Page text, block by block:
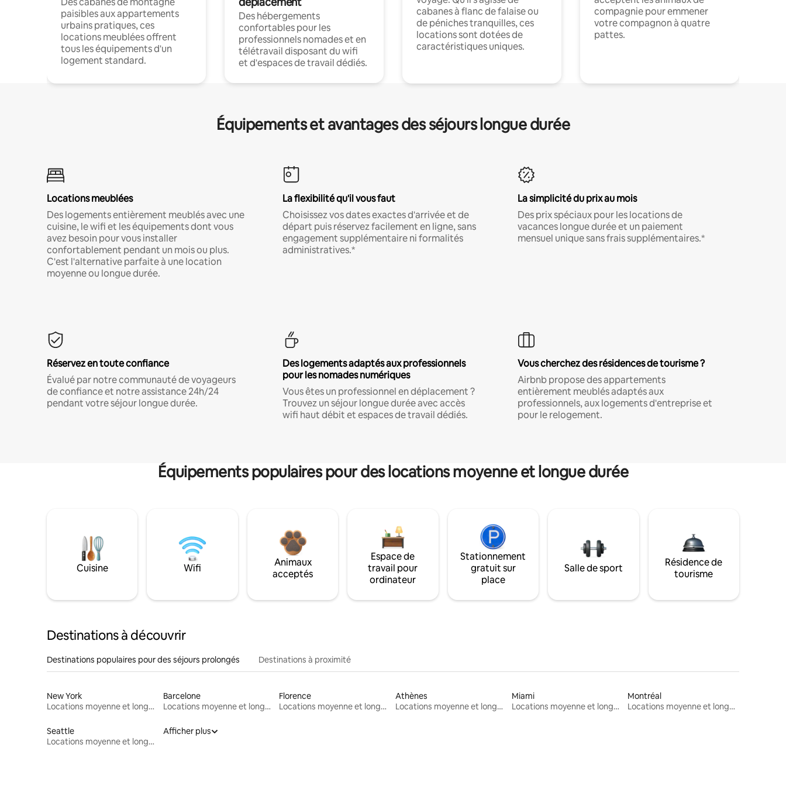
paisibles aux appartements
urbains pratiques, ces
locations meublées offrent
tous les équipements d'un
logement standard.
Des hébergements
confortables pour les
professionnels nomades et en
télétravail disposant du wifi
et d'espaces de travail dédiés.
cabanes à flanc de falaise ou
de péniches tranquilles, ces
locations sont dotées de
caractéristiques uniques.
compagnie pour emmener
votre compagnon à quatre
pattes.
Équipements et avantages des séjours longue durée
Locations meublées
Des logements entièrement meublés avec une
cuisine, le wifi et les équipements dont vous
avez besoin pour vous installer
confortablement pendant un mois ou plus.
C'est l'alternative parfaite à une location
moyenne ou longue durée.
La flexibilité qu'il vous faut
Choisissez vos dates exactes d'arrivée et de
départ puis réservez facilement en ligne, sans
engagement supplémentaire ni formalités
administratives.*
La simplicité du prix au mois
Des prix spéciaux pour les locations de
vacances longue durée et un paiement
mensuel unique sans frais supplémentaires.*
Réservez en toute confiance
Évalué par notre communauté de voyageurs
de confiance et notre assistance 24h/24
pendant votre séjour longue durée.
Des logements adaptés aux professionnels
pour les nomades numériques
Vous êtes un professionnel en déplacement ?
Trouvez un séjour longue durée avec accès
wifi haut débit et espaces de travail dédiés.
Vous cherchez des résidences de tourisme ?
Airbnb propose des appartements
entièrement meublés adaptés aux
professionnels, aux logements d'entreprise et
pour le relogement.
Équipements populaires pour des locations moyenne et longue durée
Cuisine Wifi
Animaux
acceptés
Espace de
travail pour
ordinateur
Stationnement
gratuit sur
place
Salle de sport
Résidence de
tourisme
Destinations à découvrir
Destinations populaires pour des séjours prolongés Destinations à proximité
New York
Locations moyenne et longue durée
Barcelone
Locations moyenne et longue durée
Florence
Locations moyenne et longue durée
Athènes
Locations moyenne et longue durée
Miami
Locations moyenne et longue durée
Montréal
Locations moyenne et longue durée
Seattle
Locations moyenne et longue durée
Afficher plus